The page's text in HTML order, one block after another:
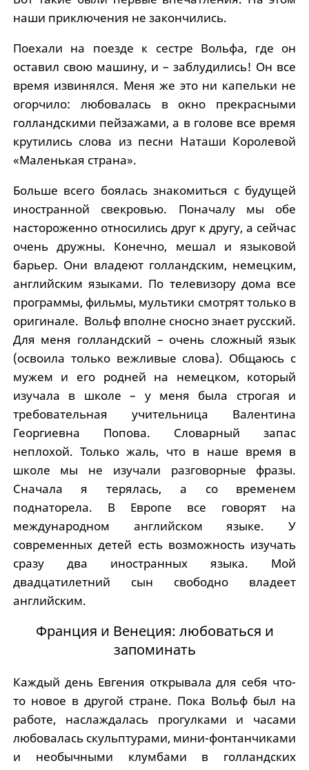
наши приключения не закончились.
Поехали на поезде к сестре Вольфа, где он
оставил свою машину, и – заблудились! Он все
время извинялся. Меня же это ни капельки не
огорчило: любовалась в окно прекрасными
голландскими пейзажами, а в голове все время
крутились слова из песни Наташи Королевой
«Маленькая страна».
Больше всего боялась знакомиться с будущей
иностранной свекровью. Поначалу мы обе
настороженно относились друг к другу, а сейчас
очень дружны. Конечно, мешал и языковой
барьер. Они владеют голландским, немецким,
английским языками. По телевизору дома все
программы, фильмы, мультики смотрят только в
оригинале. Вольф вполне сносно знает русский.
Для меня голландский – очень сложный язык
(освоила только вежливые слова). Общаюсь с
мужем и его родней на немецком, который
изучала в школе – у меня была строгая и
требовательная учительница Валентина
Георгиевна Попова. Словарный запас
неплохой. Только жаль, что в наше время в
школе мы не изучали разговорные фразы.
Сначала я терялась, а со временем
поднаторела. В Европе все говорят на
международном английском языке. У
современных детей есть возможность изучать
сразу два иностранных языка. Мой
двадцатилетний сын свободно владеет
английским.
Франция и Венеция: любоваться и
запоминать
Каждый день Евгения открывала для себя что-
то новое в другой стране. Пока Вольф был на
работе, наслаждалась прогулками и часами
любовалась скульптурами, мини-фонтанчиками
и необычными клумбами в голландских